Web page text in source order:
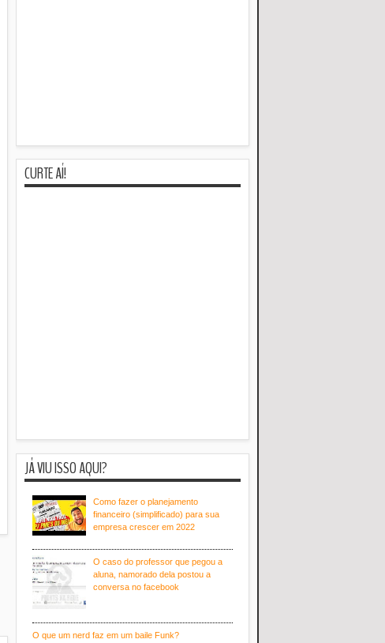
CURTE AÍ!
JÁ VIU ISSO AQUI?
Como fazer o planejamento
financeiro (simplificado) para sua
empresa crescer em 2022
O caso do professor que pegou a
aluna, namorado dela postou a
conversa no facebook
O que um nerd faz em um baile Funk?